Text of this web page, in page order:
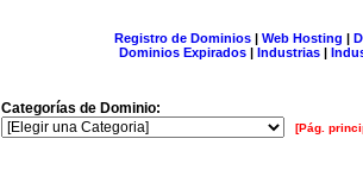
Registro de Dominios| Web Hosting |
Dominios Expirados | Industrias |
Categorías de Dominio:
[Pág.